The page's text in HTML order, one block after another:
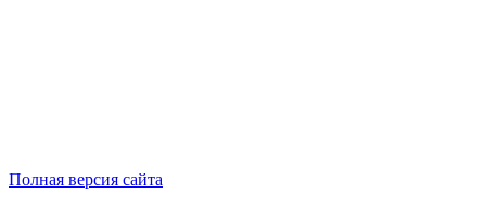
Полная версия сайта